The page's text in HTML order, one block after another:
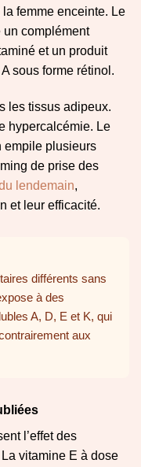
femme enceinte. Le
un complément
et un produit
sous forme rétinol.
les tissus adipeux.
hypercalcémie. Le
empile plusieurs
de prise des
lendemain,
et leur efficacité.
différents sans
à des
A, D, E et K, qui
aux
l’effet des
vitamine E à dose